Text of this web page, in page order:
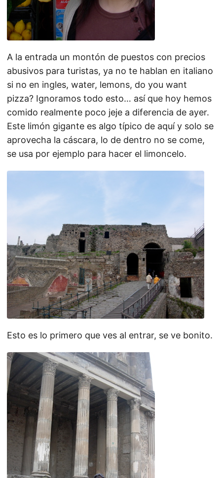
A la entrada un montón de puestos con precios
abusivos para turistas, ya no te hablan en italiano
si no en ingles, water, lemons, do you want
pizza? Ignoramos todo esto… así que hoy hemos
comido realmente poco jeje a diferencia de ayer.
Este limón gigante es algo típico de aquí y solo se
aprovecha la cáscara, lo de dentro no se come,
se usa por ejemplo para hacer el limoncelo.
Esto es lo primero que ves al entrar, se ve bonito.